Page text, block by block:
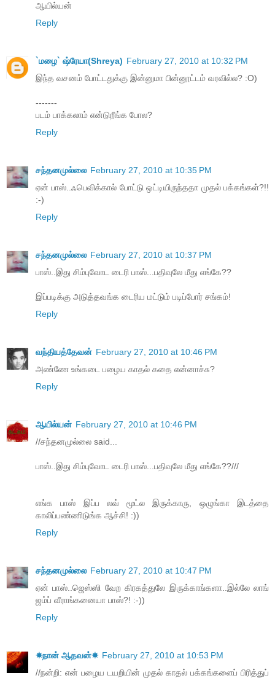
ஆயில்யன்
Reply
`மழை` ஷ்ரேயா(Shreya) February 27, 2010 at 10:32 PM
இந்த வசனம் போட்டதுக்கு இன்னுமா பின்னூட்டம் வரவில்ல? :O)
-------
படம் பாக்கலாம் என்டுறீங்க போல?
Reply
சந்தனமுல்லை February 27, 2010 at 10:35 PM
ஏன் பாஸ்..ஃபெவிக்கால் போட்டு ஒட்டியிருந்ததா முதல் பக்கங்கள்?!!
:-)
Reply
சந்தனமுல்லை February 27, 2010 at 10:37 PM
பாஸ்..இது சிம்புவோட டைரி பாஸ்...பதிவுலே மீது எங்கே??
இப்படிக்கு அடுத்தவங்க டைரிய மட்டும் படிப்போர் சங்கம்!
Reply
வந்தியத்தேவன் February 27, 2010 at 10:46 PM
அண்ணே உங்கடை பழைய காதல் கதை என்னாச்சு?
Reply
ஆயில்யன் February 27, 2010 at 10:46 PM
//சந்தனமுல்லை said...
பாஸ்..இது சிம்புவோட டைரி பாஸ்...பதிவுலே மீது எங்கே??///
எங்க பாஸ் இப்ப லவ் மூட்ல இருக்காரு, ஒழுங்கா இடத்தை
காலிப்பண்ணிடுங்க ஆச்சி! :))
Reply
சந்தனமுல்லை February 27, 2010 at 10:47 PM
ஏன் பாஸ்..ஜெஸ்ஸி வேற கிரகத்துலே இருக்காங்களா..இல்லே லாங்
ஜம்ப் வீராங்கனையா பாஸ்?! :-))
Reply
☀நான் ஆதவன்☀ February 27, 2010 at 10:53 PM
//நன்றி: என் பழைய டயறியின் முதல் காதல் பக்கங்களைப் பிரித்துப்